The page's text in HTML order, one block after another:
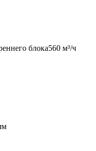
блока560 м³/ч